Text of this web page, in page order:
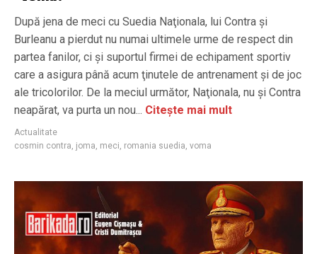
După jena de meci cu Suedia Naţionala, lui Contra şi
Burleanu a pierdut nu numai ultimele urme de respect din
partea fanilor, ci şi suportul firmei de echipament sportiv
care a asigura până acum ţinutele de antrenament şi de joc
ale tricolorilor. De la meciul următor, Naţionala, nu și Contra
neapărat, va purta un nou... Citește mai mult
Actualitate
cosmin contra, joma, meci, romania suedia, voma